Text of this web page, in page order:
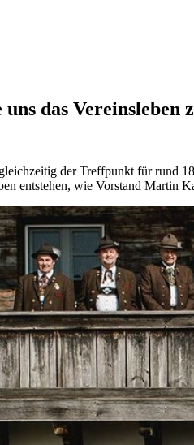
das Vereinsleben
der Treffpunkt für rund
entstehen, wie Vorstand Martin